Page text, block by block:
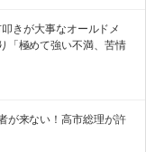
きが大事なオールドメ
「極めて強い不満、苦情
が来ない！高市総理が許